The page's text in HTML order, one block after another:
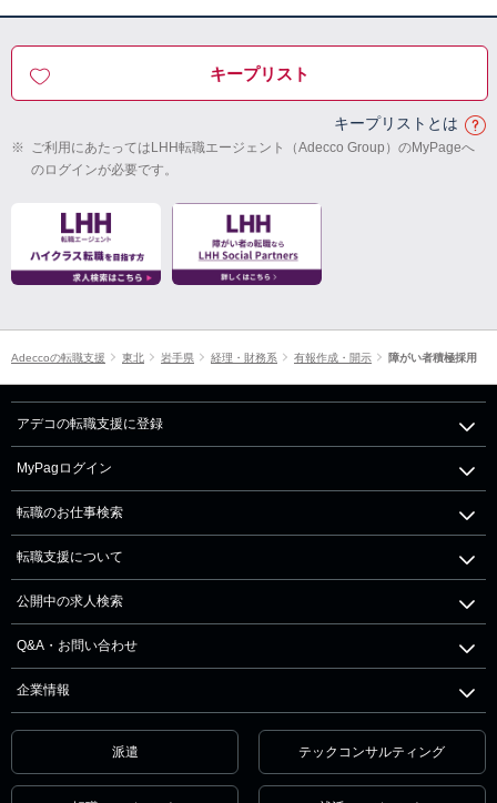
キープリスト
キープリストとは
※ ご利用にあたってはLHH転職エージェント（Adecco Group）のMyPageへ
のログインが必要です。
Adeccoの転職支援 東北 岩手県 経理・財務系 有報作成・開示 障がい者積極採用
アデコの転職支援に登録
MyPagログイン
転職のお仕事検索
転職支援について
公開中の求人検索
Q&A・お問い合わせ
企業情報
派遣 テックコンサルティング